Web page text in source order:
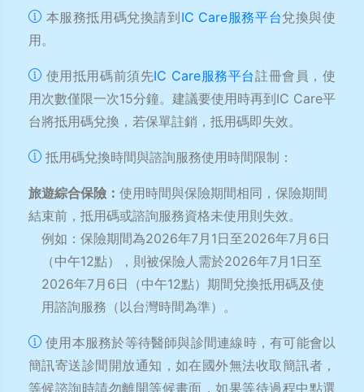
本服務抵用碼兌換請到IC Care服務平台兌換與使
用。
使用抵用碼前須先IC Care服務平台註冊會員，使
用次數僅限一次15分鐘。建議要使用時再到IC Care平
台將抵用碼兌換，若保單註銷，抵用碼即失效。
抵用碼兌換時間與諮詢服務使用時間限制：
旅遊綜合保險： 使用時間與保險期間相同，保險期間
結束前，抵用碼或諮詢服務資格未使用則失效。
例如：保險期間為2026年7月1日至2026年7月6日
（中午12點），則被保險人需於2026年7月1日至
2026年7月6日（中午12點）期間兌換抵用碼及使
用諮詢服務（以台灣時間為準）。
使用本服務於等待醫師與診間連線時，有可能會以
簡訊寄送診間開放通知，如在國外無法收取簡訊者，
等候諮詢時請勿離開等候畫面，如果等待過程中點選